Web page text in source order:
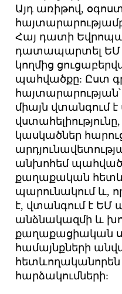
Այդ առիթով,
Հայ դատի
դատապարտել ԵՄ
կողմից
պահվածքը: Ըստ
հայտարարության՝
միայն վտանգում է
վստահելիությունը,
կասկածներ
անխոհեմ
քաղաքական
պարունակում և,
է, վտանգում է ԵՄ
անձնակազմի և
քաղաքացիական
համայնքների
հետևողականորեն
հարձակումների: